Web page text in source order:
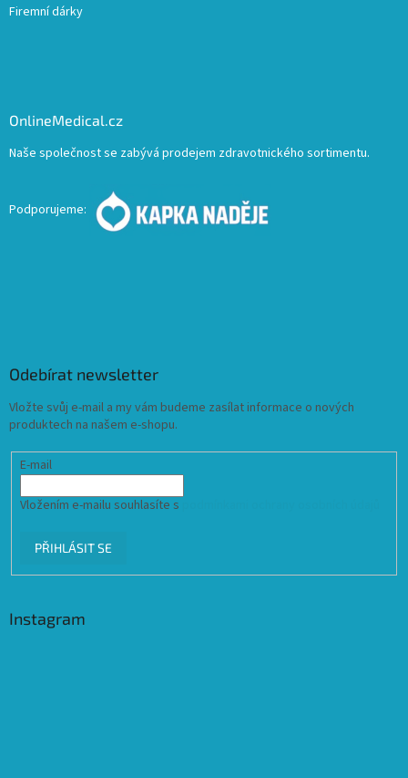
Firemní dárky
OnlineMedical.cz
Naše společnost se zabývá prodejem zdravotnického sortimentu.
Podporujeme:
Odebírat newsletter
Vložte svůj e-mail a my vám budeme zasílat informace o nových
produktech na našem e-shopu.
E-mail
Vložením e-mailu souhlasíte s
PŘIHLÁSIT SE
Instagram